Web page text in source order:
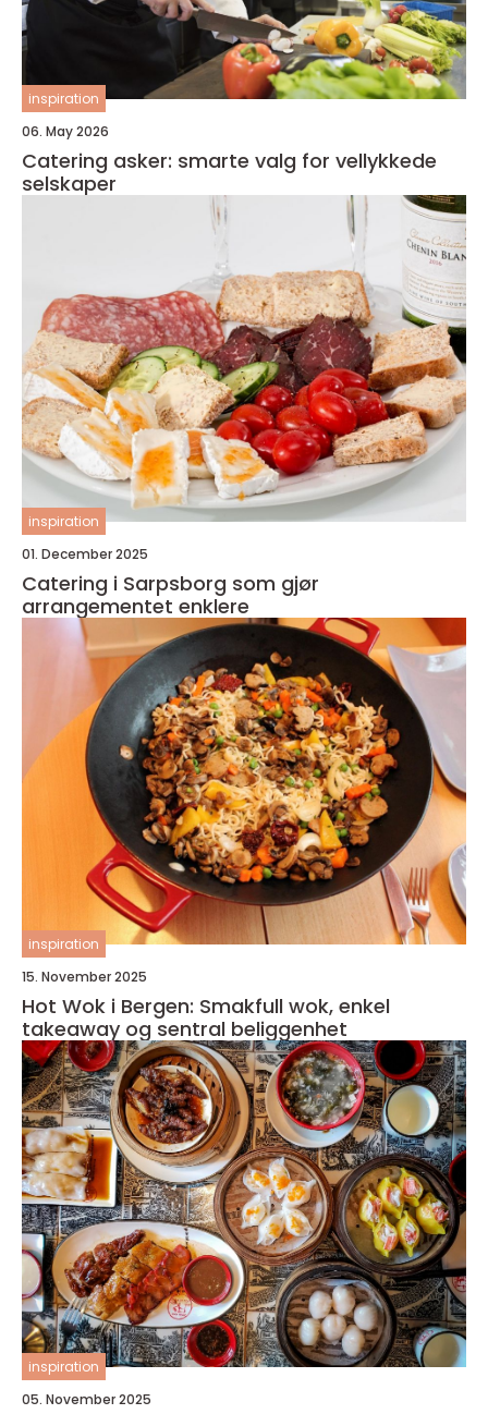
inspiration
06. May 2026
Catering asker: smarte valg for vellykkede
selskaper
inspiration
01. December 2025
Catering i Sarpsborg som gjør
arrangementet enklere
inspiration
15. November 2025
Hot Wok i Bergen: Smakfull wok, enkel
takeaway og sentral beliggenhet
inspiration
05. November 2025